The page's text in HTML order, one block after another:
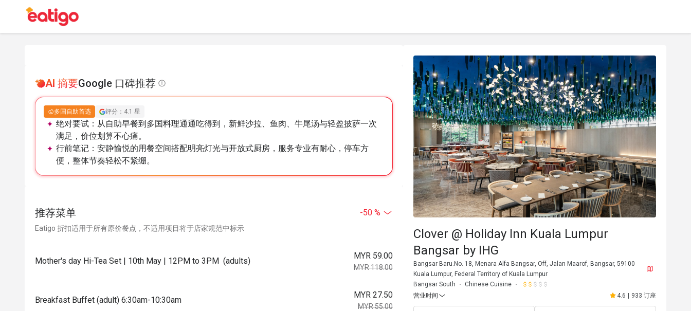
AI 摘要Google 口碑推荐
多国自助首选 评分：4.1 星
绝对要试： 从自助早餐到多国料理通通吃得到，新鲜沙拉、鱼肉、牛尾汤与轻盈披萨一次
满足，价位划算不心痛。
行前笔记： 安静愉悦的用餐空间搭配明亮灯光与开放式厨房，服务专业有耐心，停车方
便，整体节奏轻松不紧绷。
推荐菜单 -50 %
Eatigo 折扣适用于所有原价餐点，不适用项目将于店家规范中标示
Mother's day Hi-Tea Set | 10th May | 12PM to 3PM (adults)
MYR 59.00
MYR 118.00
Breakfast Buffet (adult) 6:30am-10:30am
MYR 27.50
MYR 55.00
Clover @ Holiday Inn Kuala Lumpur
Bangsar by IHG
Bangsar Baru.No. 18, Menara Alfa Bangsar, Off, Jalan Maarof, Bangsar, 59100
Kuala Lumpur, Federal Territory of Kuala Lumpur
Bangsar South
Chinese Cuisine
营业时间
4.6 | 933 订座